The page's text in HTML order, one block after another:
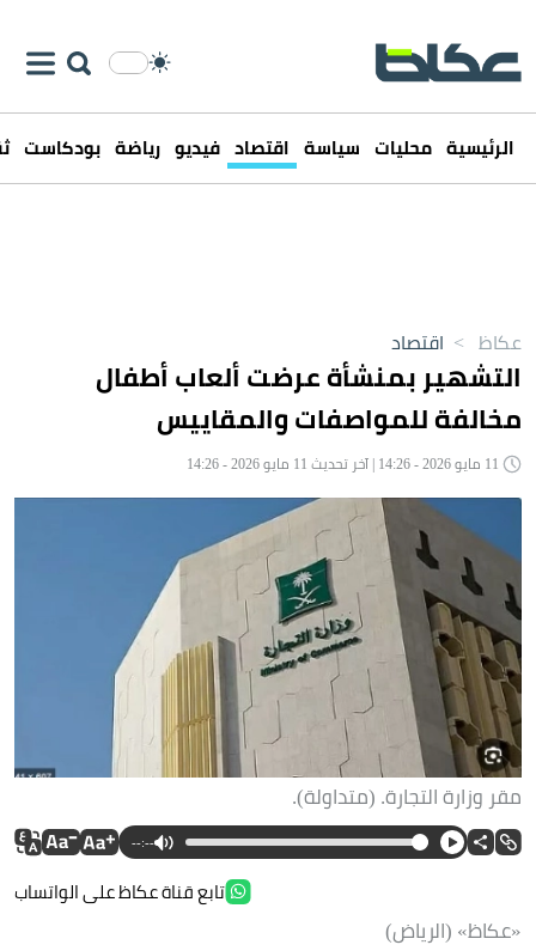
الرئيسية محليات سياسة اقتصاد فيديو رياضة بودكاست
عكاظ > اقتصاد
التشهير بمنشأة عرضت ألعاب أطفال
مخالفة للمواصفات والمقاييس
مقر وزارة التجارة. (متداولة).
--:--
تابع قناة عكاظ على الواتساب
«عكاظ» (الرياض)